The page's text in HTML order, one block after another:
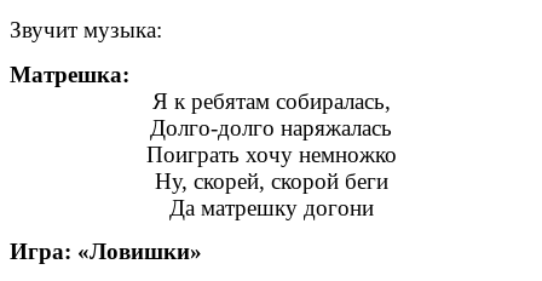
Звучит музыка:
Матрешка:
Я к ребятам собиралась,
Долго-долго наряжалась
Поиграть хочу немножко
Ну, скорей, скорой беги
Да матрешку догони
Игра: «Ловишки»